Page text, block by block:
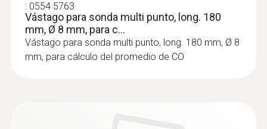
: 0554 5763
Vástago para sonda multi punto, long. 180
mm, Ø 8 mm, para c...
Vástago para sonda multi punto, long. 180 mm, Ø 8
mm, para cálculo del promedio de CO